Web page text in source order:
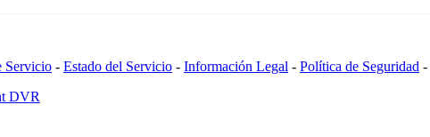
Servicio - Estado del Servicio - Información Legal - Política de Seguridad -
DVR